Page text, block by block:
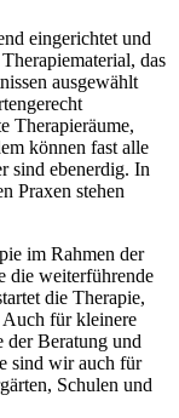
eingerichtet und
das
ausgewählt
Therapieräume,
können fast alle
sind ebenerdig. In
Praxen stehen
im Rahmen der
die weiterführende
die Therapie,
Auch für kleinere
der Beratung und
sind wir auch für
Schulen und